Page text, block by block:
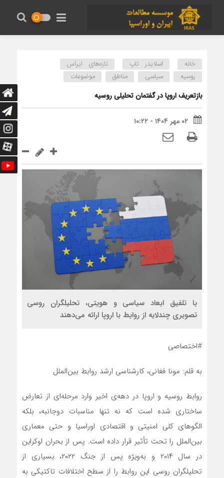
خانه اسلایدر تاپ
تازه‌های ایراس
روسیه
سیاسی مناطق موضوعات
بازتعریف اروپا در گفتمان تحلیلی روسیه
۰۲ مهر ۱۴۰۴ - ۱۰:۲۲
با تلفیق ابعاد سیاسی و هویتی، تحلیلگران روسی
تصویری چندلایه از روابط با اروپا ارائه می‌دهند
#اختصاصی
به قلم: مونا فغانی، کارشناسی ارشد روابط بین‌الملل
روابط روسیه و اروپا در دهه‌ی اخیر وارد مرحله‌ای از تعارض
ساختاری شده است که نه تنها مناسبات دوجانبه، بلکه
الگوهای کلی امنیتی و اقتصادی اوراسیا و حتی معماری
بین‌الملل را تحت تأثیر قرار داده است. پس از بحران اوکراین
در سال ۲۰۱۴ و به‌ویژه پس از جنگ ۲۰۲۲، بسیاری از
تحلیلگران روسی این روابط را از سطح اختلافات تاکتیکی به